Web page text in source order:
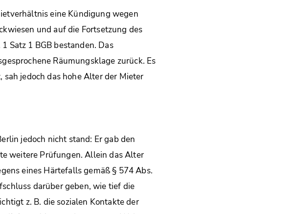
eine Kündigung wegen
und auf die Fortsetzung des
Satz 1 BGB bestanden. Das
Räumungsklage zurück. Es
jedoch das hohe Alter der Mieter
jedoch nicht stand: Er gab den
weitere Prüfungen. Allein das Alter
eines Härtefalls gemäß § 574 Abs.
darüber geben, wie tief die
z. B. die sozialen Kontakte der